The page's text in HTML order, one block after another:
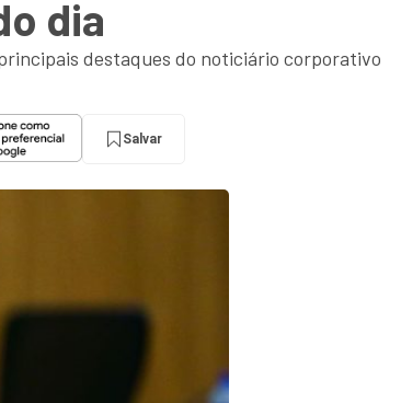
dia
destaques do noticiário corporativo
Salvar